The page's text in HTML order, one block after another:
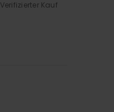
Verifizierter Kauf